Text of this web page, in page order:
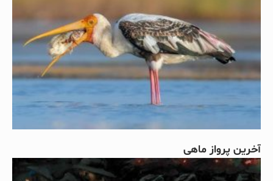
آخرین پرواز ماهی